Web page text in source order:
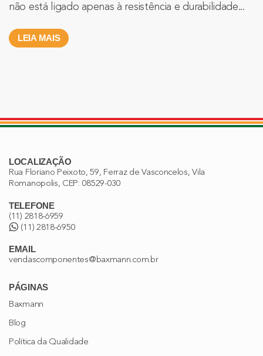
não está ligado apenas à resistência e durabilidade...
LEIA MAIS
LOCALIZAÇÃO
Rua Floriano Peixoto, 59, Ferraz de Vasconcelos, Vila
Romanopolis, CEP: 08529-030
TELEFONE
(11) 2818-6959
(11) 2818-6950
EMAIL
vendascomponentes@baxmann.com.br
PÁGINAS
Baxmann
Blog
Política da Qualidade